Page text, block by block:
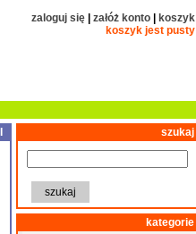
zaloguj się| załóż konto|
koszyk
koszyk jest pusty
szukaj
kategorie